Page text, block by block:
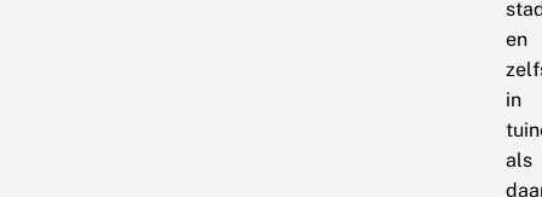
en
in
als